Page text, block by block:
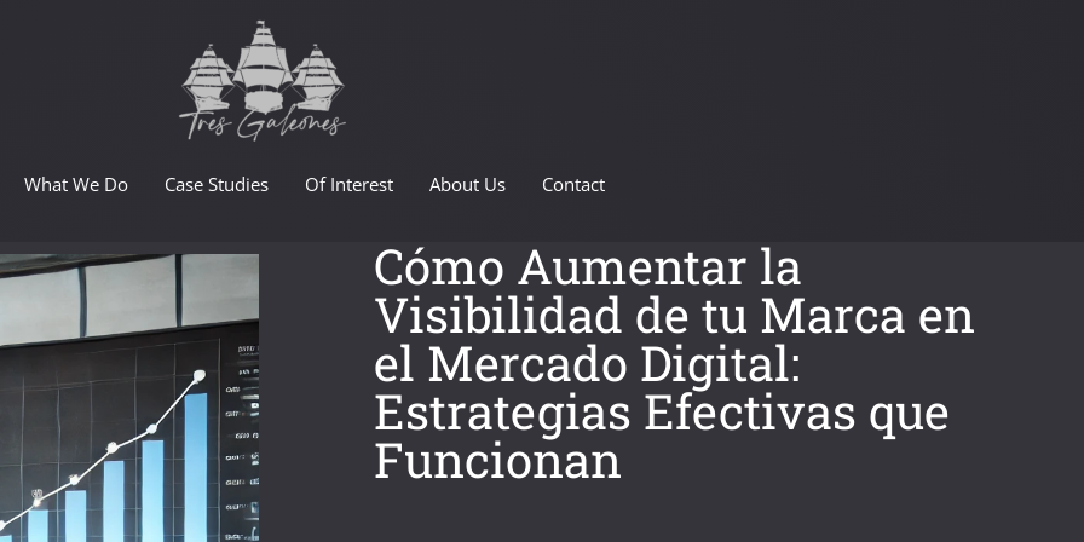
What We Do Case Studies Of Interest About Us Contact
Cómo Aumentar la
Visibilidad de tu Marca en
el Mercado Digital:
Estrategias Efectivas que
Funcionan